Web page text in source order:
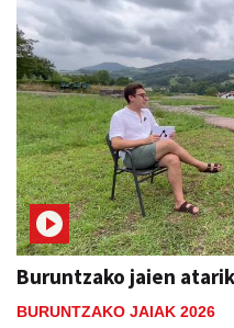
Buruntzako jaien
BURUNTZAKO JAIAK 2026